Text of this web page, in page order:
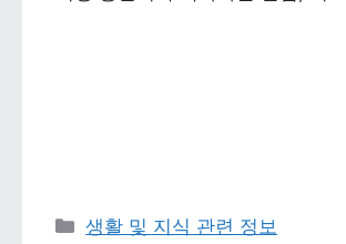
카테고리
생활 및 지식 관련 정보